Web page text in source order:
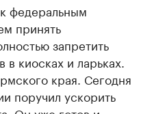
федеральным
принять
запретить
киосках и ларьках.
края. Сегодня
поручил ускорить